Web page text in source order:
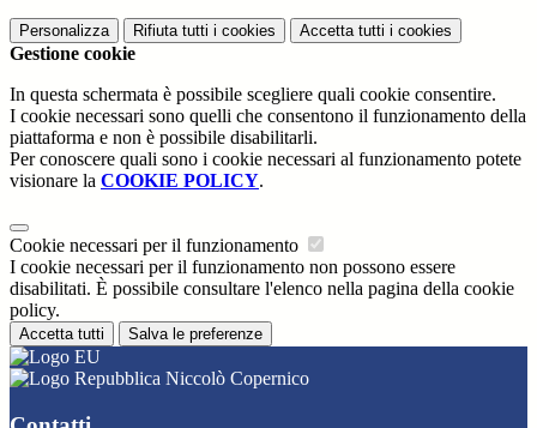
Personalizza Rifiuta tutti i cookies Accetta tutti i cookies
Gestione cookie
In questa schermata è possibile scegliere quali cookie consentire.
I cookie necessari sono quelli che consentono il funzionamento della
piattaforma e non è possibile disabilitarli.
Per conoscere quali sono i cookie necessari al funzionamento potete
visionare la COOKIE POLICY.
Cookie necessari per il funzionamento
I cookie necessari per il funzionamento non possono essere
disabilitati. È possibile consultare l'elenco nella pagina della cookie
policy.
Accetta tutti Salva le preferenze
Niccolò Copernico